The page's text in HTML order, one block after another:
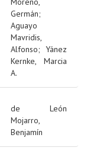
Germán;
Aguayo
Mavridis,
Alfonso; Yánez
Kernke, Marcia
A.
de León
Mojarro,
Benjamín